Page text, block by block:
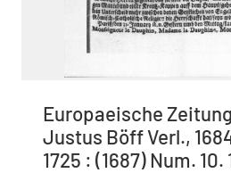
Europaeische
Justus Böff Verl.,
1725 : (1687) Num. 10.